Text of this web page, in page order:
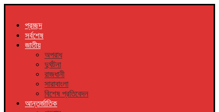
প্রচ্ছদ
সর্বশেষ
জাতীয়
অপরাধ
দুর্ঘটনা
রাজধানী
সারাবাংলা
বিশেষ প্রতিবেদন
আন্তর্জাতিক